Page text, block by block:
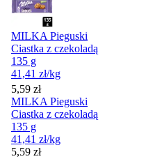
MILKA Pieguski
Ciastka z czekoladą
135 g
41,41 zł/kg
Cena
5,59 zł
MILKA Pieguski
Ciastka z czekoladą
135 g
41,41 zł/kg
Cena
5,59 zł